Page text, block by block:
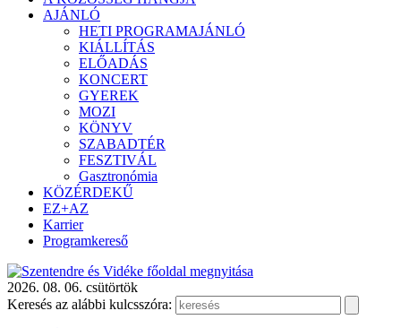
AJÁNLÓ
HETI PROGRAMAJÁNLÓ
KIÁLLÍTÁS
ELŐADÁS
KONCERT
GYEREK
MOZI
KÖNYV
SZABADTÉR
FESZTIVÁL
Gasztronómia
KÖZÉRDEKŰ
EZ+AZ
Karrier
Programkereső
2026. 08. 06. csütörtök
Keresés az alábbi kulcsszóra: